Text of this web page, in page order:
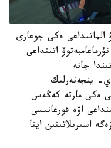
الماتىداعى ەكى جوعارى
اتىنداعى
جانە
ينجەنەرلىك
ەكى مارتە كەڭەس
اۋە قورعانىسى
اسىرىلاتىنىن ايتا